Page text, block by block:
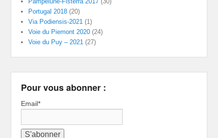
Portugal 2018 (20)
Via Podiensis-2021 (1)
Voie du Piemont 2020 (24)
Voie du Puy – 2021 (27)
Pour vous abonner :
Email*